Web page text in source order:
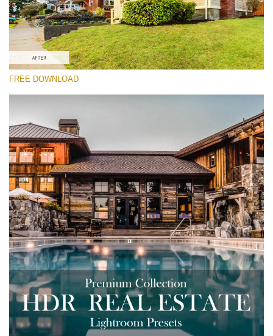
(120 Lr Presets)
Must-Have Collection
(1432 Lr Presets)
FREE DOWNLOAD